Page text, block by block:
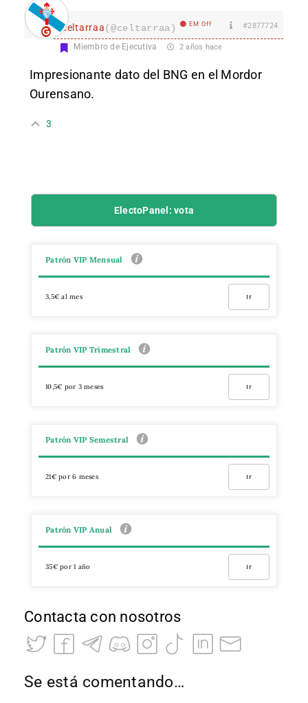
celtarraa(@celtarraa) EM Off #2877724
Miembro de Ejecutiva 2 años hace
Impresionante dato del BNG en el Mordor
Ourensano.
3
ElectoPanel: vota
Patrón VIP Mensual
3,5€ al mes Ir
Patrón VIP Trimestral
10,5€ por 3 meses Ir
Patrón VIP Semestral
21€ por 6 meses Ir
Patrón VIP Anual
35€ por 1 año Ir
Contacta con nosotros
Se está comentando…